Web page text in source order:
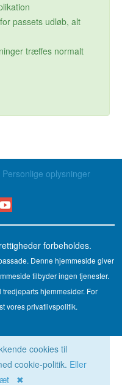
passets udløb, alt
træffes normalt
Personlige oplysninger
forbeholdes.
Denne hjemmeside giver
tilbyder ingen tjenester.
hjemmesider. For
vores privatlivspolitik.
cookies til
cookie-politik. Eller
✖